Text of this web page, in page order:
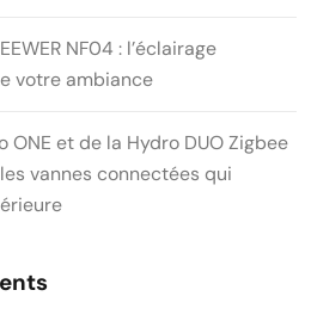
NF04 : l’éclairage
votre ambiance
ONE et de la Hydro DUO Zigbee
vannes connectées qui